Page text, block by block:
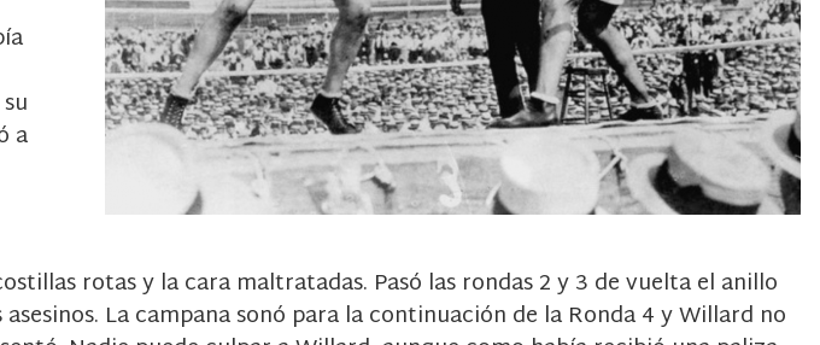
a
rotas y la cara maltratadas. Pasó las rondas 2 y 3 de vuelta el anillo
La campana sonó para la continuación de la Ronda 4 y Willard no